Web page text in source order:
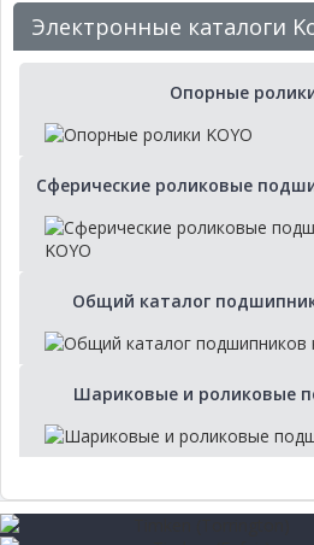
Электронные каталоги
Опорные
Сферические роликовые
Общий каталог
Шариковые и роликовые